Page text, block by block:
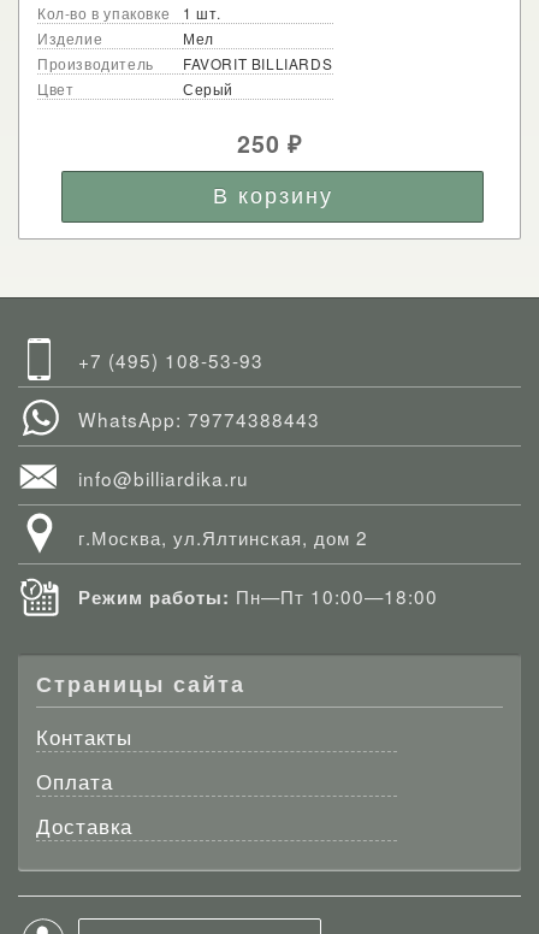
Кол-во в упаковке
1 шт.
Изделие
Мел
Производитель
FAVORIT BILLIARDS
Цвет
Серый
250₽
+7 (495) 108-53-93
WhatsApp: 79774388443
info@billiardika.ru
г.Москва, ул.Ялтинская, дом 2
Режим работы: Пн—Пт 10:00—18:00
Страницы сайта
Контакты
Оплата
Доставка